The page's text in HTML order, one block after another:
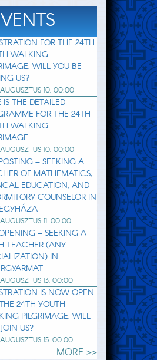
FOR THE 24TH
WALKING
WILL YOU BE
US?
10. 00:00
IS THE DETAILED
FOR THE 24TH
WALKING
10. 00:00
– SEEKING A
OF MATHEMATICS,
EDUCATION, AND
COUNSELOR IN
11. 00:00
– SEEKING A
TEACHER (ANY
IN
13. 00:00
IS NOW OPEN
24TH YOUTH
PILGRIMAGE. WILL
US?
15. 00:00
MORE >>